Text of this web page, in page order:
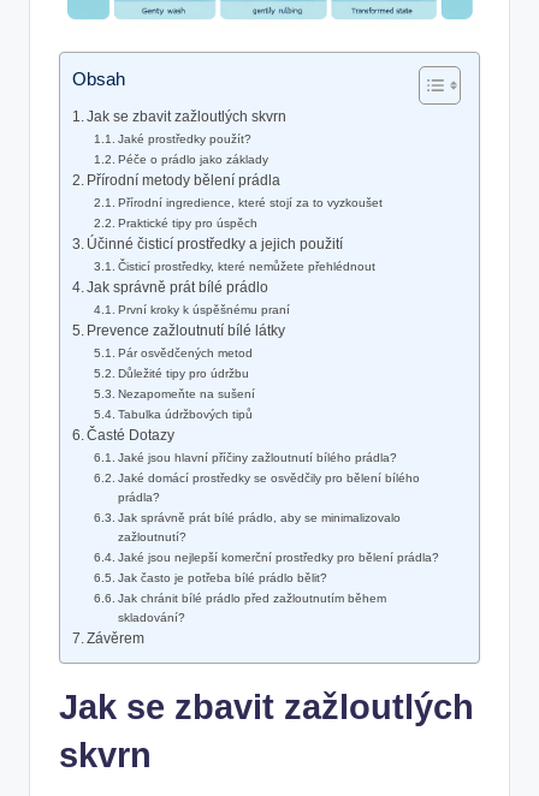
Obsah
Jak se zbavit zažloutlých skvrn
Jaké prostředky použít?
Péče o prádlo jako základy
Přírodní metody bělení prádla
Přírodní ingredience, které stojí za to vyzkoušet
Praktické tipy pro úspěch
Účinné čisticí prostředky a jejich použití
Čisticí prostředky, které nemůžete přehlédnout
Jak správně prát bílé prádlo
První kroky k úspěšnému praní
Prevence zažloutnutí bílé látky
Pár osvědčených metod
Důležité tipy pro údržbu
Nezapomeňte na sušení
Tabulka údržbových tipů
Časté Dotazy
Jaké jsou hlavní příčiny zažloutnutí bílého prádla?
Jaké domácí prostředky se osvědčily pro bělení bílého
prádla?
Jak správně prát bílé prádlo, aby se minimalizovalo
zažloutnutí?
Jaké jsou nejlepší komerční prostředky pro bělení prádla?
Jak často je potřeba bílé prádlo bělit?
Jak chránit bílé prádlo před zažloutnutím během
skladování?
Závěrem
Jak se zbavit zažloutlých
skvrn